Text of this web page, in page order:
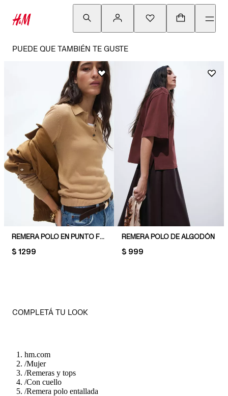
PUEDE QUE TAMBIÉN TE GUSTE
REMERA POLO EN PUNTO FINO
PRICE:
$ 1299
REMERA POLO DE ALGODÓN
PRICE:
$ 999
COMPLETÁ TU LOOK
hm.com
/Mujer
/Remeras y tops
/Con cuello
/Remera polo entallada